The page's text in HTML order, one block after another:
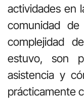
actividades en
comunidad
complejidad
estuvo, son
asistencia y
prácticamente